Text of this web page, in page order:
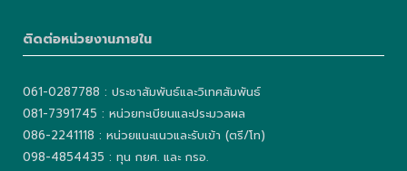
ติดต่อหน่วยงานภายใน
061-0287788 : ประชาสัมพันธ์และวิเทศสัมพันธ์
081-7391745 : หน่วยทะเบียนและประมวลผล
086-2241118 : หน่วยแนะแนวและรับเข้า (ตรี/โท)
098-4854435 : ทุน กยศ. และ กรอ.